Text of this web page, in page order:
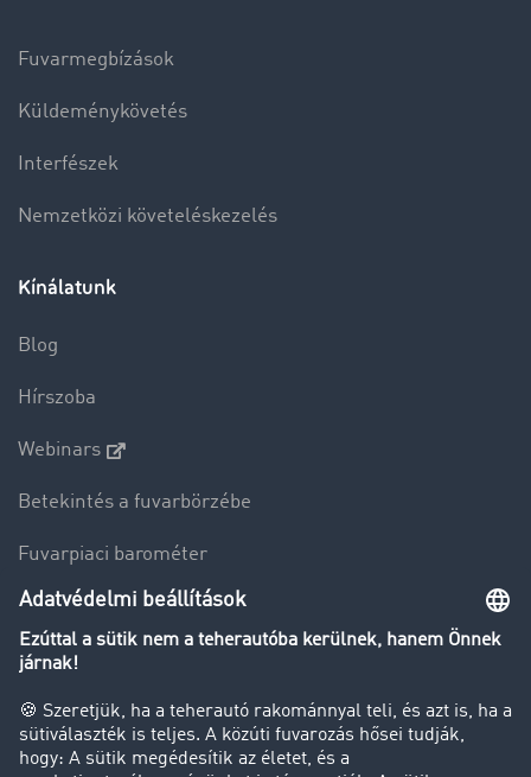
Fuvarmegbízások
Küldeménykövetés
Interfészek
Nemzetközi követeléskezelés
Kínálatunk
Blog
Hírszoba
Webinars
Betekintés a fuvarbörzébe
Fuvarpiaci barométer
Transzportlexikon
Tehergépkocsi-forgalomkorlátozás
Cég